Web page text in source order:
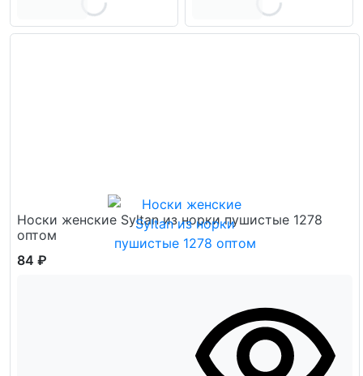
Носки женские Syltan из норки пушистые 1278
оптом
84 ₽